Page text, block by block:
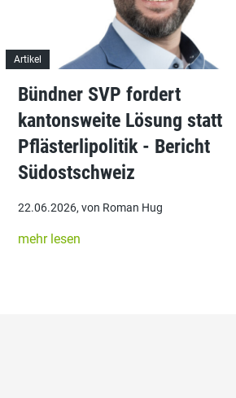
Artikel
Bündner SVP fordert
kantonsweite Lösung statt
Pflästerlipolitik - Bericht
Südostschweiz
22.06.2026, von Roman Hug
mehr lesen